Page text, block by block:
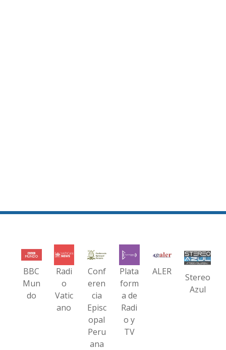
BBC
Mun
do
Radi
o
Vatic
ano
Conf
eren
cia
Episc
opal
Peru
ana
Plata
form
a de
Radi
o y
TV
ALER
Stereo
Azul